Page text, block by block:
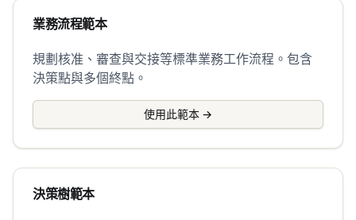
業務流程範本
規劃核准、審查與交接等標準業務工作流程。包含
決策點與多個終點。
使用此範本 →
決策樹範本